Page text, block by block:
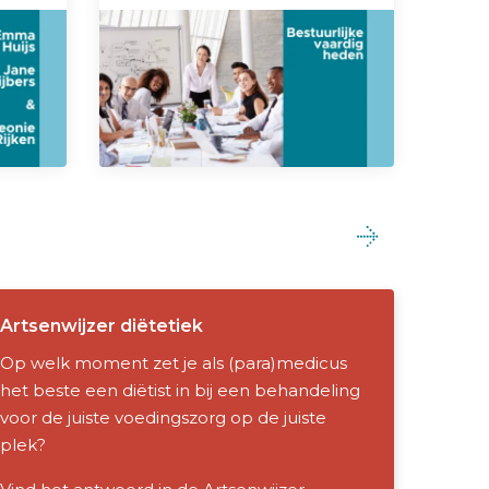
Artsenwijzer diëtetiek
Op welk moment zet je als (para)medicus
het beste een diëtist in bij een behandeling
voor de juiste voedingszorg op de juiste
plek?